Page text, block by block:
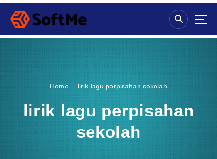
S
p
Home lirik lagu perpisahan sekolah
lirik lagu perpisahan
sekolah